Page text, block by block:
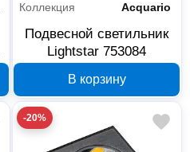
Коллекция
Acquario
Подвесной светильник
Lightstar 753084
В корзину
-20%